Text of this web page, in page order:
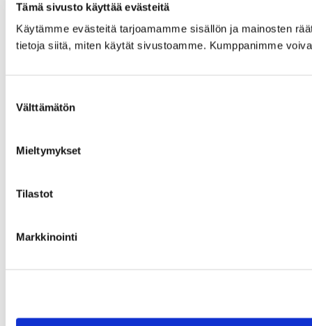
Tämä sivusto käyttää evästeitä
Käytämme evästeitä tarjoamamme sisällön ja mainosten
tietoja siitä, miten käytät sivustoamme. Kumppanimme
valinta
Välttämätön
Mieltymykset
Tilastot
Markkinointi